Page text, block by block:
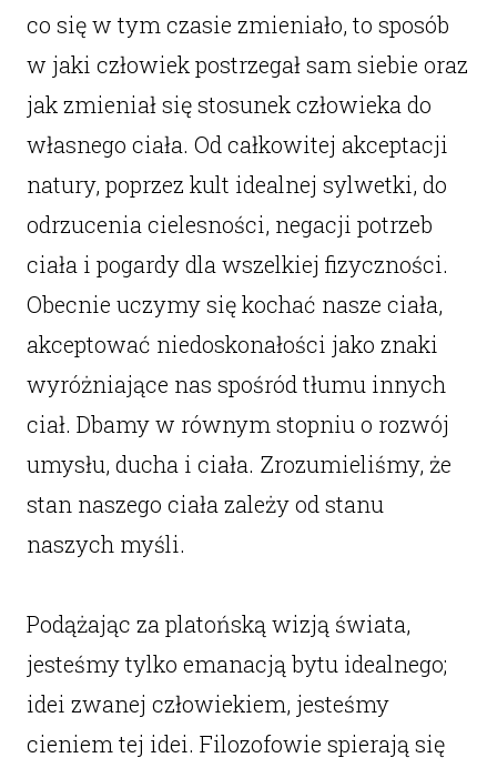
co się w tym czasie zmieniało, to sposób
w jaki człowiek postrzegał sam siebie oraz
jak zmieniał się stosunek człowieka do
własnego ciała. Od całkowitej akceptacji
natury, poprzez kult idealnej sylwetki, do
odrzucenia cielesności, negacji potrzeb
ciała i pogardy dla wszelkiej fizyczności.
Obecnie uczymy się kochać nasze ciała,
akceptować niedoskonałości jako znaki
wyróżniające nas spośród tłumu innych
ciał. Dbamy w równym stopniu o rozwój
umysłu, ducha i ciała. Zrozumieliśmy, że
stan naszego ciała zależy od stanu
naszych myśli.
Podążając za platońską wizją świata,
jesteśmy tylko emanacją bytu idealnego;
idei zwanej człowiekiem, jesteśmy
cieniem tej idei. Filozofowie spierają się